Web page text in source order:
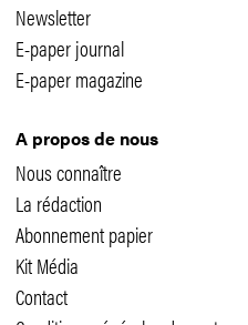
Newsletter
E-paper journal
E-paper magazine
A propos de nous
Nous connaître
La rédaction
Abonnement papier
Kit Média
Contact